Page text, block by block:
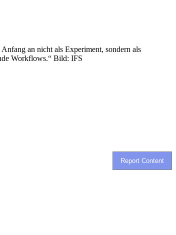
an nicht als Experiment, sondern als
Workflows.“ Bild: IFS
Report Content